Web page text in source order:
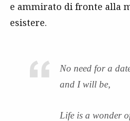
e ammirato di fronte alla
esistere.
No need for a
and I will be,
Life is a wonder